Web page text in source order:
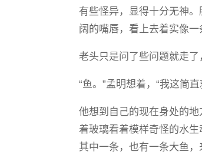
有些怪异，显得十分无神
阔的嘴唇，看上去着实像一
老头只是问了些问题就走了
“鱼。”孟明想着，“我这简
他想到自己的现在身处的
着玻璃看着模样奇怪的水
其中一条，也有一条大鱼